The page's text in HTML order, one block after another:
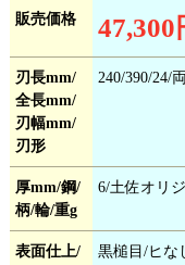
販売価格 47,300
刃長mm/
全長mm/
刃幅mm/
刃形
240/390/24/
厚mm/鋼/
柄/輪/重g
6/土佐オリ
表面仕上/
黒槌目/ヒな